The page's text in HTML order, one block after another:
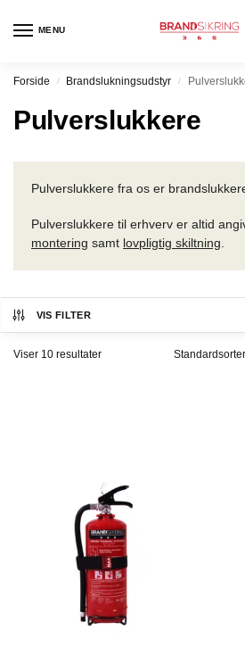
MENU
Forside / Brandslukningsudstyr /
Pulverslukkere
Pulverslukkere fra os er
Pulverslukkere til erhverv er altid
montering samt lovpligtig skiltning.
VIS FILTER
Viser 10 resultater